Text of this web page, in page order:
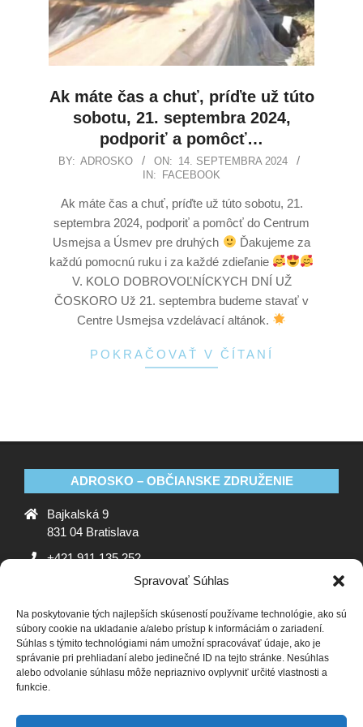
Spravovať Súhlas
Na poskytovanie tých najlepších skúseností používame technológie, ako sú
súbory cookie na ukladanie a/alebo prístup k informáciám o zariadení.
Súhlas s týmito technológiami nám umožní spracovávať údaje, ako je
správanie pri prehliadaní alebo jedinečné ID na tejto stránke. Nesúhlas
alebo odvolanie súhlasu môže nepriaznivo ovplyvniť určité vlastnosti a
funkcie.
Ak máte čas a chuť, príďte už túto
sobotu, 21. septembra 2024,
podporiť a pomôcť…
BY: ADROSKO ON: 14. SEPTEMBRA 2024
IN: FACEBOOK
Ak máte čas a chuť, príďte už túto sobotu, 21.
septembra 2024, podporiť a pomôcť do Centrum
Usmejsa a Úsmev pre druhých
Ďakujeme za
každú pomocnú ruku i za každé zdieľanie
V. KOLO DOBROVOĽNÍCKYCH DNÍ UŽ
ČOSKORO Už 21. septembra budeme stavať v
Centre Usmejsa vzdelávací altánok.
POKRAČOVAŤ V ČÍTANÍ
ADROSKO – OBČIANSKE ZDRUŽENIE
Bajkalská 9
831 04 Bratislava
+421 911 135 252
ADROSKO
Stanovy OZ Ochrana osobných údajov
Zásady
používania súborov cookie (EÚ)
Vyhlásenie o ochrane
osobných údajov (EU)